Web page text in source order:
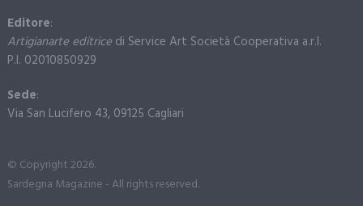
Editore:
Artigianarte editricedi Service Art Società Cooperativa a.r.l.
P.I. 02010850929
Sede:
Via San Lucifero 43, 09125 Cagliari
© Copyright 2026.
Sardegna Magazine - All rights reserved.